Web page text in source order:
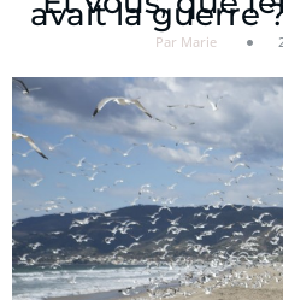
avait la guerre
Par Marie